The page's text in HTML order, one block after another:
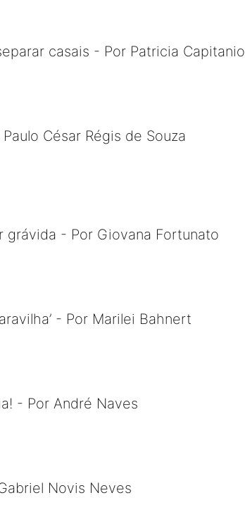
casais - Por Patricia Capitanio
César Régis de Souza
- Por Giovana Fortunato
- Por Marilei Bahnert
- Por André Naves
Novis Neves